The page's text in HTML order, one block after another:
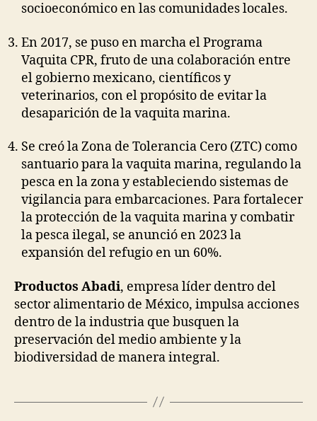
socioeconómico en las comunidades locales.
En 2017, se puso en marcha el Programa
Vaquita CPR, fruto de una colaboración entre
el gobierno mexicano, científicos y
veterinarios, con el propósito de evitar la
desaparición de la vaquita marina.
Se creó la Zona de Tolerancia Cero (ZTC) como
santuario para la vaquita marina, regulando la
pesca en la zona y estableciendo sistemas de
vigilancia para embarcaciones. Para fortalecer
la protección de la vaquita marina y combatir
la pesca ilegal, se anunció en 2023 la
expansión del refugio en un 60%.
Productos Abadi, empresa líder dentro del
sector alimentario de México, impulsa acciones
dentro de la industria que busquen la
preservación del medio ambiente y la
biodiversidad de manera integral.